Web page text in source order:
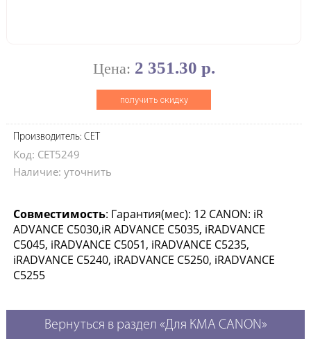
Цена: 2 351.30 р.
получить скидку
Производитель: CET
Код: CET5249
Наличие: уточнить
Совместимость: Гарантия(мес): 12 CANON: iR
ADVANCE C5030,iR ADVANCE C5035, iRADVANCE
C5045, iRADVANCE C5051, iRADVANCE C5235,
iRADVANCE C5240, iRADVANCE C5250, iRADVANCE
C5255
Вернуться в раздел «Для КМА CANON»